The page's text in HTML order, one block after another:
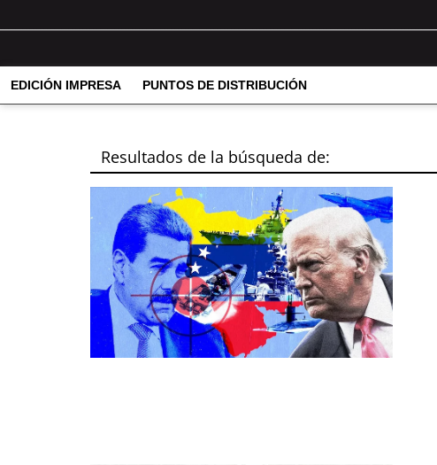
EDICIÓN IMPRESA PUNTOS DE DISTRIBUCIÓN
Resultados de la búsqueda de: